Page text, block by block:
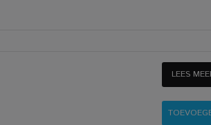
LEES